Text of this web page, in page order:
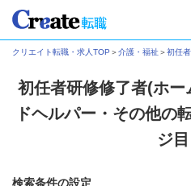
クリエイト転職・求人TOP ＞介護・福祉＞初任
初任者研修修了者(ホ
ドヘルパー・その他の
ジ目
検索条件の設定